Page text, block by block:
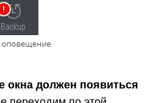
должен появиться